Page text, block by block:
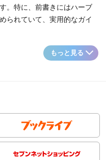
。特に、前書きにはハーブ
られていて、実用的なガイ
もっと見る